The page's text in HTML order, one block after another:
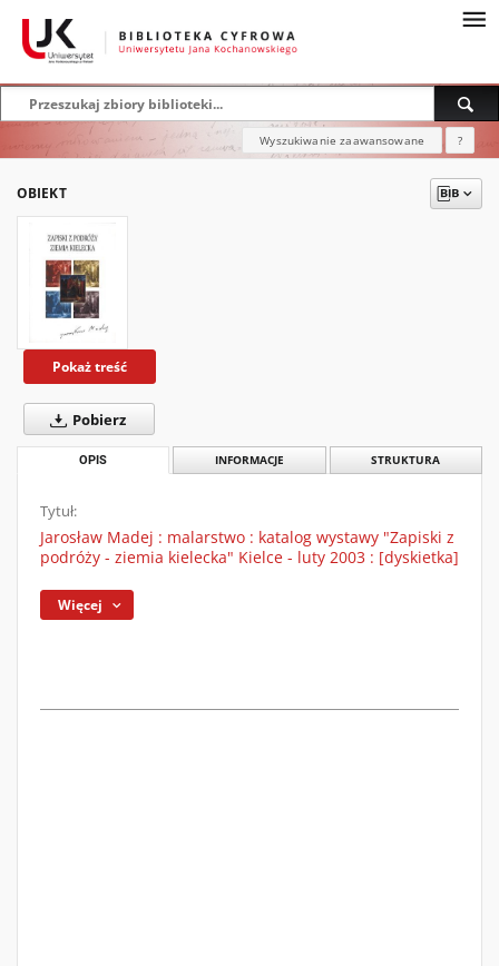
Wyszukiwanie zaawansowane ?
OBIEKT
Pokaż treść
Pobierz
OPIS INFORMACJE STRUKTURA
Tytuł:
Jarosław Madej : malarstwo : katalog wystawy "Zapiski z
podróży - ziemia kielecka" Kielce - luty 2003 : [dyskietka]
Więcej